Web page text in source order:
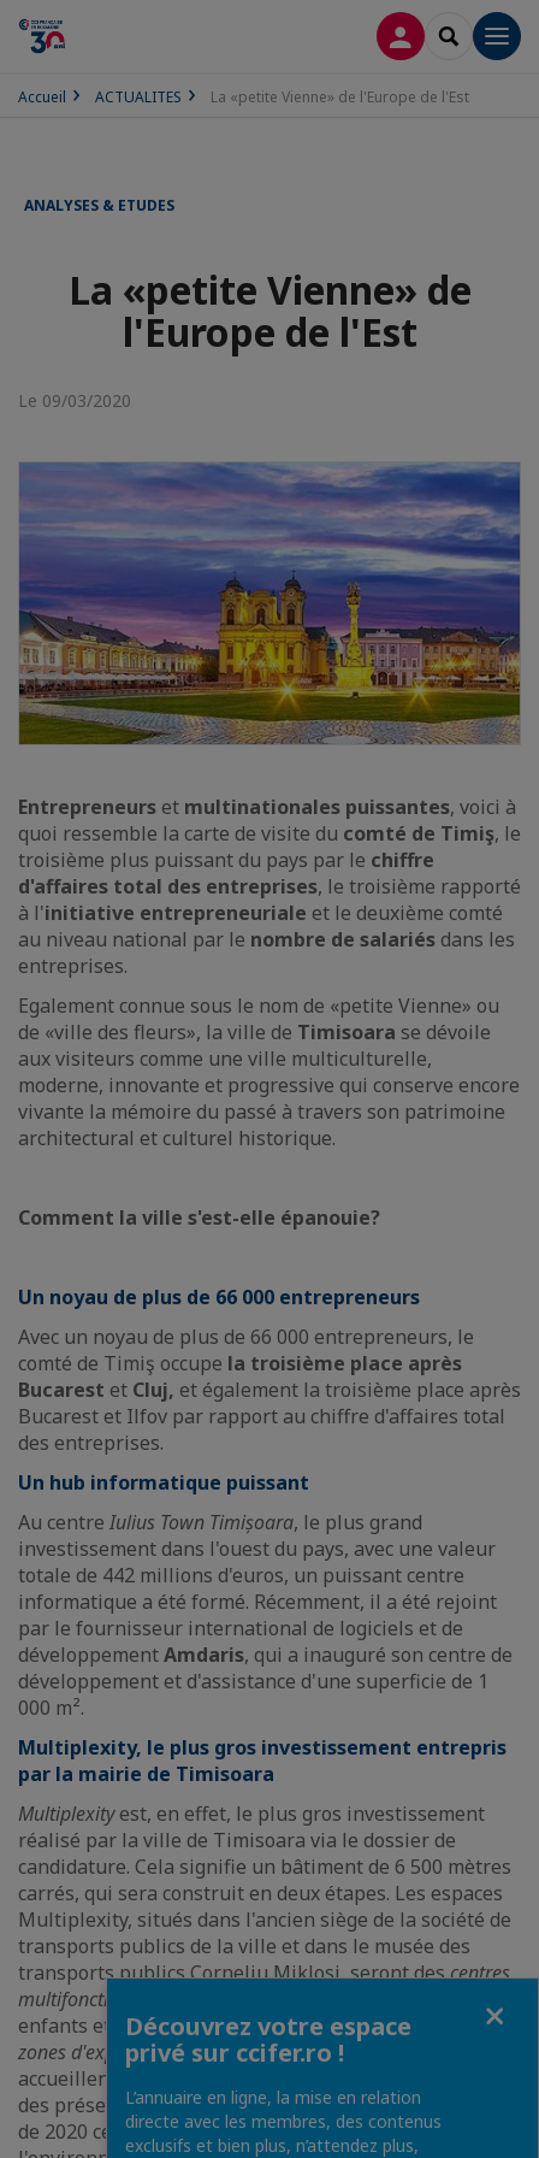
CONNEXION
Accueil ACTUALITES La «petite Vienne» de l'Europe de l'Est
ANALYSES & ETUDES
La «petite Vienne» de
l'Europe de l'Est
Le 09/03/2020
Entrepreneurs et multinationales puissantes, voici à
quoi ressemble la carte de visite du comté de Timiş, le
troisième plus puissant du pays par le chiffre
d'affaires total des entreprises, le troisième rapporté
à l'initiative entrepreneuriale et le deuxième comté
au niveau national par le nombre de salariésdans les
entreprises.
Egalement connue sous le nom de «petite Vienne» ou
de «ville des fleurs», la ville de Timisoara se dévoile
aux visiteurs comme une ville multiculturelle,
moderne, innovante et progressive qui conserve encore
vivante la mémoire du passé à travers son patrimoine
architectural et culturel historique.
Comment la ville s'est-elle épanouie?
Un noyau de plus de 66 000 entrepreneurs
Avec un noyau de plus de 66 000 entrepreneurs, le
comté de Timiş occupe la troisième place après
Bucarest et Cluj, et également la troisième place après
Bucarest et Ilfov par rapport au chiffre d'affaires total
des entreprises.
Un hub informatique puissant
Au centre Iulius Town Timișoara, le plus grand
investissement dans l'ouest du pays, avec une valeur
totale de 442 millions d'euros, un puissant centre
informatique a été formé. Récemment, il a été rejoint
par le fournisseur international de logiciels et de
développementAmdaris, qui a inauguré son centre de
développement et d'assistance d'une superficie de 1
000 m².
Multiplexity, le plus gros investissement entrepris
par la mairie de Timisoara
Multiplexityest, en effet, le plus gros investissement
réalisé par la ville de Timisoara via le dossier de
candidature. Cela signifie un bâtiment de 6 500 mètres
carrés, qui sera construit en deux étapes. Les espaces
Multiplexity, situés dans l'ancien siège de la société de
transports publics de la ville et dans le musée des
transports publics Corneliu Miklosi, seront descentres
multifonctionnels
enfants et adultes, deszones d'expérimentation
et des
zones d'exposition.Depuis fin 2019, ces espaces
accueillent des événements culturels, des rencontres,
des présentations, des festivals de musique, et à partir
de 2020 ces espaces appartiendront de plus en plus à
Découvrez votre espace
privé sur ccifer.ro !
L’annuaire en ligne, la mise en relation
directe avec les membres, des contenus
exclusifs et bien plus, n’attendez plus,